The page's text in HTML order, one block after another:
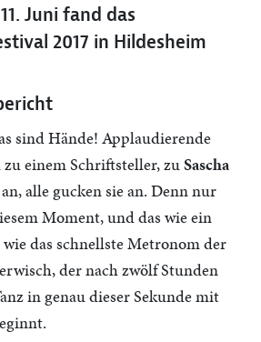
Juni fand das
2017 in Hildesheim
sind Hände! Applaudierende
einem Schriftsteller, zuSascha
alle gucken sie an. Denn nur
Moment, und das wie ein
das schnellste Metronom der
der nach zwölf Stunden
in genau dieser Sekunde mit